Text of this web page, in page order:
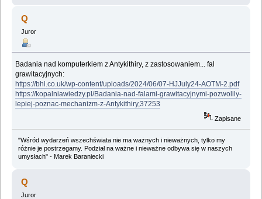
Q
Juror
Badania nad komputerkiem z Antykithiry, z zastosowaniem... fal
grawitacyjnych:
https://bhi.co.uk/wp-content/uploads/2024/06/07-HJJuly24-AOTM-2.pdf
https://kopalniawiedzy.pl/Badania-nad-falami-grawitacyjnymi-pozwolily-
lepiej-poznac-mechanizm-z-Antykithiry,37253
Zapisane
"Wśród wydarzeń wszechświata nie ma ważnych i nieważnych, tylko my
różnie je postrzegamy. Podział na ważne i nieważne odbywa się w naszych
umysłach" - Marek Baraniecki
Q
Juror